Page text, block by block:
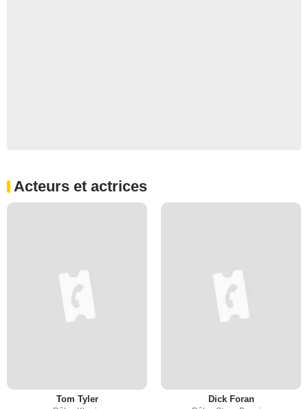
Acteurs et actrices
Tom Tyler Dick Foran